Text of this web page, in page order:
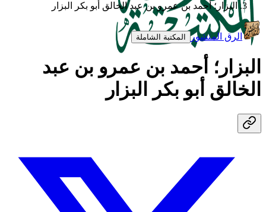
البزار؛ أحمد بن عمرو بن عبد الخالق أبو بكر البزار
الرق المنشور المكتبة الشاملة
البزار؛ أحمد بن عمرو بن عبد
الخالق أبو بكر البزار